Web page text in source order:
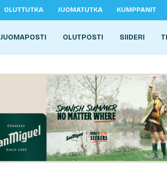
OLUTTUTKA JUOMATUTKA KUMPPANIT
JUOMAPOSTI OLUTPOSTI SIIDERI